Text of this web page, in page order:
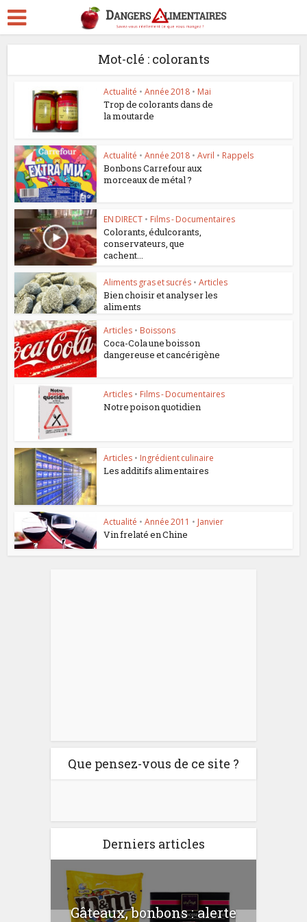
Mot-clé : colorants
Actualité • Année 2018 • Mai
Trop de colorants dans de
la moutarde
Actualité • Année 2018 • Avril • Rappels
Bonbons Carrefour aux
morceaux de métal ?
EN DIRECT • Films - Documentaires
Colorants, édulcorants,
conservateurs, que
cachent...
Aliments gras et sucrés • Articles
Bien choisir et analyser les
aliments
Articles • Boissons
Coca-Cola une boisson
dangereuse et cancérigène
Articles • Films - Documentaires
Notre poison quotidien
Articles • Ingrédient culinaire
Les additifs alimentaires
Actualité • Année 2011 • Janvier
Vin frelaté en Chine
Que pensez-vous de ce site ?
Derniers articles
Gâteaux, bonbons : alerte